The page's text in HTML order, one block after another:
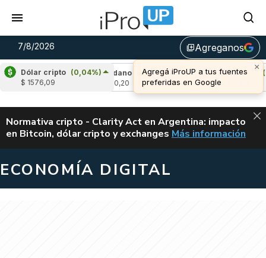
7/8/2026 library_addAgreganos
Dólar cripto (0,04%)
$ 1576,09
Cardano
(1,41%)
Avalanche
u$s 6,48
ALERTA
Normativa cripto - Clarity Act en Argentina: impacto
en Bitcoin, dólar cripto y exchanges CLARITY ACT EN
Más información
ECONOMÍA DIGITAL